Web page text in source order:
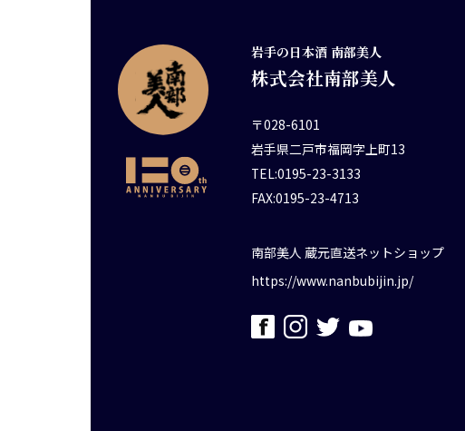
岩手の日本酒 南部美人
株式会社南部美人
〒028-6101
岩手県二戸市福岡字上町13
TEL:0195-23-3133
FAX:0195-23-4713
南部美人 蔵元直送ネットショップ
https://www.nanbubijin.jp/